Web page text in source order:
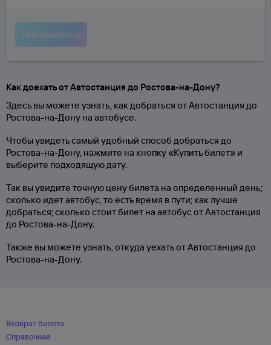
Как доехать от Автостанция до Ростова-на-Дону?
Здесь вы можете узнать, как добраться от Автостанция до
Ростова-на-Дону на автобусе.
Чтобы увидеть самый удобный способ добраться до
Ростова-на-Дону, нажмите на кнопку «Купить билет» и
выберите подходящую дату.
Так вы увидите точную цену билета на определенный день;
сколько идет автобус, то есть время в пути; как лучше
добраться; сколько стоит билет на автобус от Автостанция
до Ростова-на-Дону.
Также вы можете узнать, откуда уехать от Автостанция до
Ростова-на-Дону.
Возврат билета
Справочная